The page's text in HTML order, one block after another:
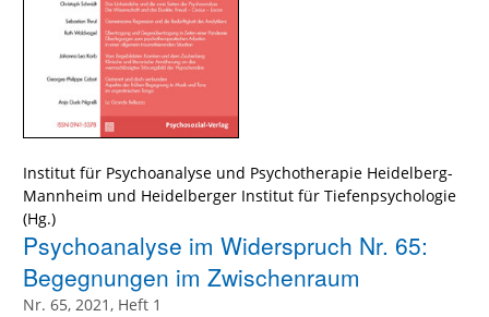
Institut für Psychoanalyse und Psychotherapie Heidelberg-
Mannheim und Heidelberger Institut für Tiefenpsychologie
(Hg.)
Psychoanalyse im Widerspruch Nr. 65:
Begegnungen im Zwischenraum
Nr. 65, 2021, Heft 1